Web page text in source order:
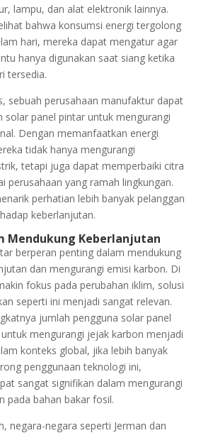
lampu, dan alat elektronik lainnya.
bahwa konsumsi energi tergolong
hari, mereka dapat mengatur agar
hanya digunakan saat siang ketika
tersedia.
sebuah perusahaan manufaktur dapat
solar panel pintar untuk mengurangi
Dengan memanfaatkan energi
tidak hanya mengurangi
tetapi juga dapat memperbaiki citra
perusahaan yang ramah lingkungan.
perhatian lebih banyak pelanggan
keberlanjutan.
Mendukung Keberlanjutan
berperan penting dalam mendukung
dan mengurangi emisi karbon. Di
fokus pada perubahan iklim, solusi
seperti ini menjadi sangat relevan.
jumlah pengguna solar panel
mengurangi jejak karbon menjadi
konteks global, jika lebih banyak
penggunaan teknologi ini,
sangat signifikan dalam mengurangi
pada bahan bakar fosil.
negara-negara seperti Jerman dan